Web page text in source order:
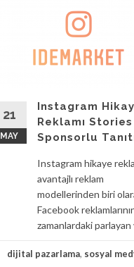
21
MAY
Instagram
Reklamı Stories
Sponsorlu
Instagram hikaye
avantajlı reklam
modellerinden biri
Facebook
zamanlardaki parlayan
dijital pazarlama, sosyal